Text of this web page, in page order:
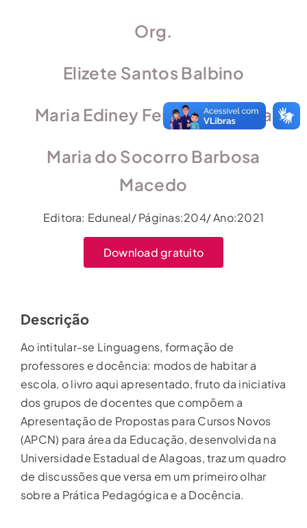
Org.
Elizete Santos Balbino
Maria Ediney Ferreira da Silva
Maria do Socorro Barbosa
Macedo
Editora: Eduneal/ Páginas:204/ Ano:2021
Download gratuito
Descrição
Ao intitular-se Linguagens, formação de
professores e docência: modos de habitar a
escola, o livro aqui apresentado, fruto da iniciativa
dos grupos de docentes que compõem a
Apresentação de Propostas para Cursos Novos
(APCN) para área da Educação, desenvolvida na
Universidade Estadual de Alagoas, traz um quadro
de discussões que versa em um primeiro olhar
sobre a Prática Pedagógica e a Docência.